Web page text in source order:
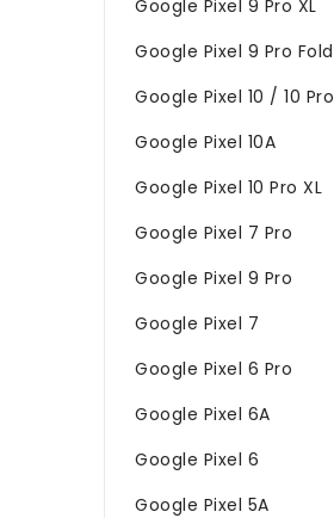
Google Pixel 9 Pro XL
Google Pixel 9 Pro Fold
Google Pixel 10 / 10 Pro
Google Pixel 10A
Google Pixel 10 Pro XL
Google Pixel 7 Pro
Google Pixel 9 Pro
Google Pixel 7
Google Pixel 6 Pro
Google Pixel 6A
Google Pixel 6
Google Pixel 5A